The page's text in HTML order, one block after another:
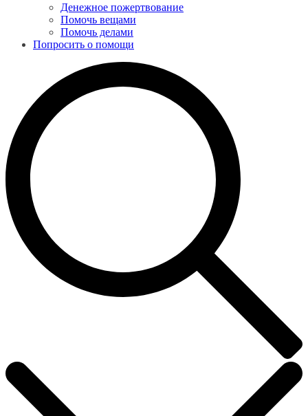
Денежное пожертвование
Помочь вещами
Помочь делами
Попросить о помощи